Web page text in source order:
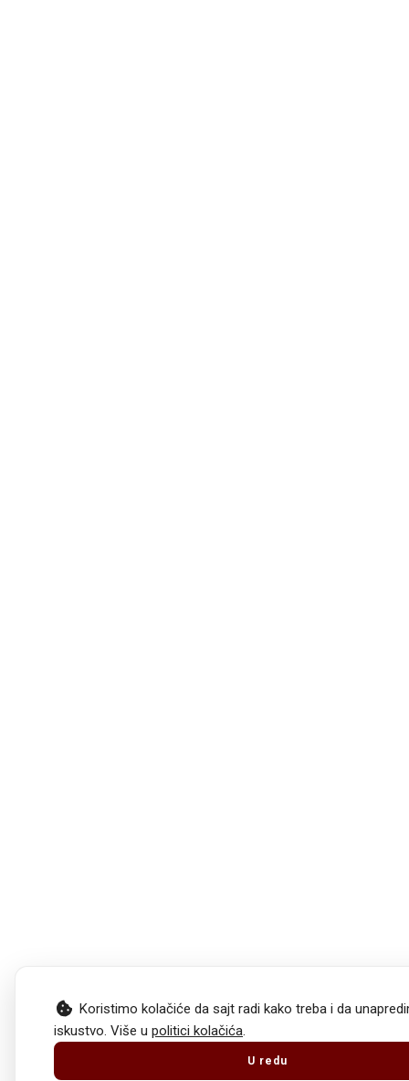
Koristimo kolačiće da sajt radi kako treba i da
iskustvo. Više u politici kolačića.
U redu